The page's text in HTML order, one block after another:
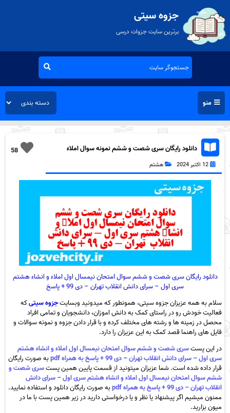
جزوه سیتی
برترین سایت جزوات درسی
منو
58
دانلود رایگان سری شصت و ششم نمونه سوال املاء
هشتم به همراه pdf
12 اکتبر 2024 هشتم
دانلود رایگان سری شصت و ششم سوال امتحان نیمسال اول املاء و انشاء هشتم
سری اول – سرای دانش انقلاب تهران – دی 99 + پاسخ
سلام به همه عزیزان جزوه سیتی، همونطور که میدونید وبسایتجزوه سیتیکه
فعالیت خودش رو در راستای کمک به دانش اموزان، دانشجویان و تمامی افراد
محصل در زمینه ها و رشته های مختلف کرده و با قرار دادن جزوه و نمونه سوالات و
فایل های راهنما قصد کمک به این عزیزان را دارد.
در این پستسری شصت و ششم سوال امتحان نیمسال اول املاء و انشاء هشتم
سری اول – سرای دانش انقلاب تهران – دی 99 + پاسخ به همراه pdf
به صورت رایگان
قرار داده شده است. شما عزیزان میتونید از قسمت پایین همین پستسری شصت و
ششم سوال امتحان نیمسال اول املاء و انشاء هشتم سری اول – سرای دانش
انقلاب تهران – دی 99 + پاسخ به همراه pdf
به صورت رایگان دانلود و استفاده نمایید.
ممنون میشیم اگر پیشنهاد یا نظر و یا درخواستی دارید در زیر همین پست با ما در
میون بزارید.